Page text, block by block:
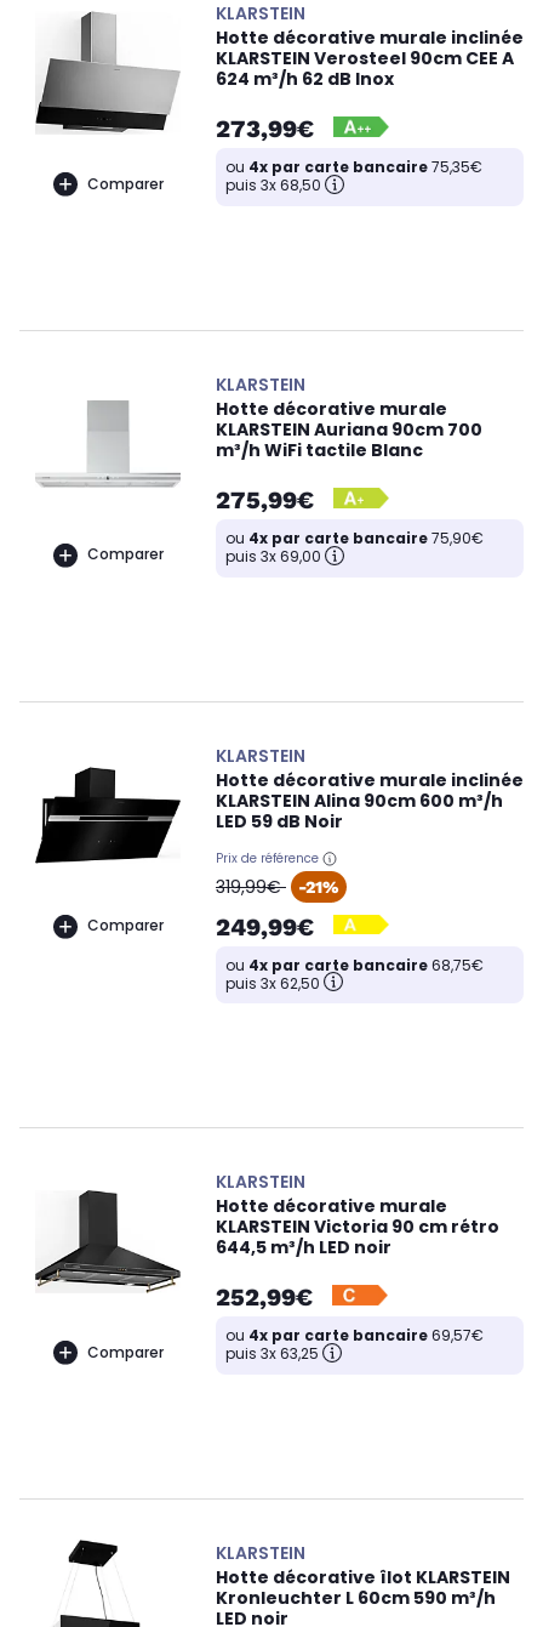
Comparer
KLARSTEIN
Hotte décorative murale inclinée
KLARSTEIN Verosteel 90cm CEE A
624 m³/h 62 dB Inox
273,99€
ou 4x par carte bancaire75,35€
puis 3x 68,50
Comparer
KLARSTEIN
Hotte décorative murale
KLARSTEIN Auriana 90cm 700
m³/h WiFi tactile Blanc
275,99€
ou 4x par carte bancaire75,90€
puis 3x 69,00
Comparer
KLARSTEIN
Hotte décorative murale inclinée
KLARSTEIN Alina 90cm 600 m³/h
LED 59 dB Noir
Prix de référence
oldPrice
319,99€ -21%
249,99€
ou 4x par carte bancaire68,75€
puis 3x 62,50
Comparer
KLARSTEIN
Hotte décorative murale
KLARSTEIN Victoria 90 cm rétro
644,5 m³/h LED noir
252,99€
ou 4x par carte bancaire69,57€
puis 3x 63,25
KLARSTEIN
Hotte décorative îlot KLARSTEIN
Kronleuchter L 60cm 590 m³/h
LED noir